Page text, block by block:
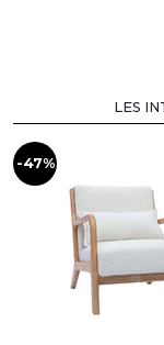
LES
-47%